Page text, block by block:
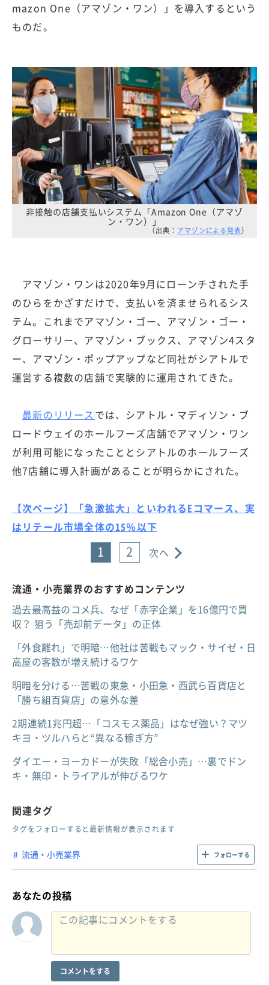
mazon One（アマゾン・ワン）」を導入するという
ものだ。
非接触の店舗支払いシステム「Amazon One（アマゾ
ン・ワン）」
（出典： アマゾンによる発表）
アマゾン・ワンは2020年9月にローンチされた手
のひらをかざすだけで、支払いを済ませられるシス
テム。これまでアマゾン・ゴー、アマゾン・ゴー・
グローサリー、アマゾン・ブックス、アマゾン4スタ
ー、アマゾン・ポップアップなど同社がシアトルで
運営する複数の店舗で実験的に運用されてきた。
最新のリリース では、シアトル・マディソン・ブ
ロードウェイのホールフーズ店舗でアマゾン・ワン
が利用可能になったこととシアトルのホールフーズ
他7店舗に導入計画があることが明らかにされた。
【次ページ】「急激拡大」といわれるEコマース、実
はリテール市場全体の15％以下
1 2 次へ
流通・小売業界のおすすめコンテンツ
過去最高益のコメ兵、なぜ「赤字企業」を16億円で買
収？ 狙う「売却前データ」の正体
「外食離れ」で明暗…他社は苦戦もマック・サイゼ・日
高屋の客数が増え続けるワケ
明暗を分ける…苦戦の東急・小田急・西武ら百貨店と
「勝ち組百貨店」の意外な差
2期連続1兆円超…「コスモス薬品」はなぜ強い？マツ
キヨ・ツルハらと“異なる稼ぎ方”
ダイエー・ヨーカドーが失敗「総合小売」…裏でドン
キ・無印・トライアルが伸びるワケ
関連タグ
タグをフォローすると最新情報が表示されます
流通・小売業界 フォローする
あなたの投稿
コメントをする